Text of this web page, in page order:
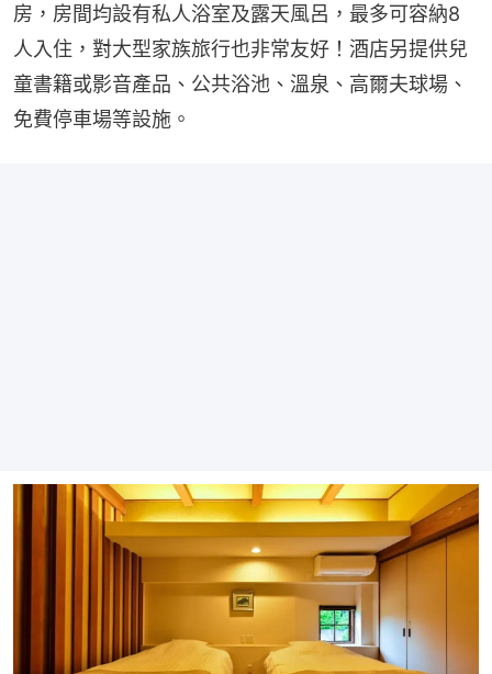
房，房間均設有私人浴室及露天風呂，最多可容納8
人入住，對大型家族旅行也非常友好！酒店另提供兒
童書籍或影音產品、公共浴池、溫泉、高爾夫球場、
免費停車場等設施。